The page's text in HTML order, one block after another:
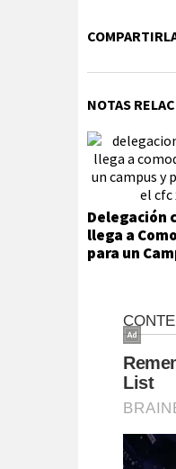
NOTAS
Delegación
llega a
para un